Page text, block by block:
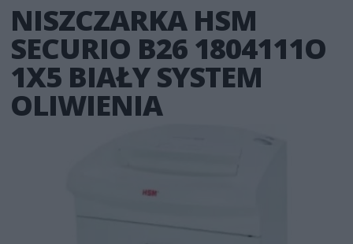
NISZCZARKA HSM
SECURIO B26 1804111O
1X5 BIAŁY SYSTEM
OLIWIENIA